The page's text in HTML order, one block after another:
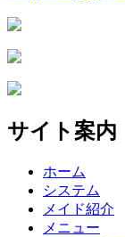
サイト案内
ホーム
システム
メイド紹介
メニュー